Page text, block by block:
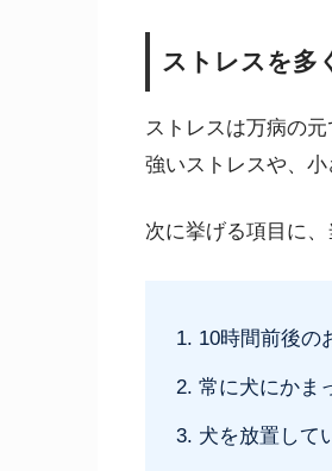
ストレスを多
ストレスは万病の元
強いストレスや、
次に挙げる項目に
10時間前後の
常に犬にかま
犬を放置して